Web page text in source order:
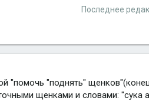
Последнее
"помочь "поднять"
щенками и словами: "сука